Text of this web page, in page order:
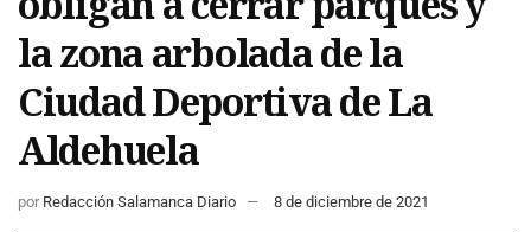
la zona arbolada de la
Ciudad Deportiva de La
Aldehuela
por Redacción Salamanca Diario 8 de diciembre de 2021